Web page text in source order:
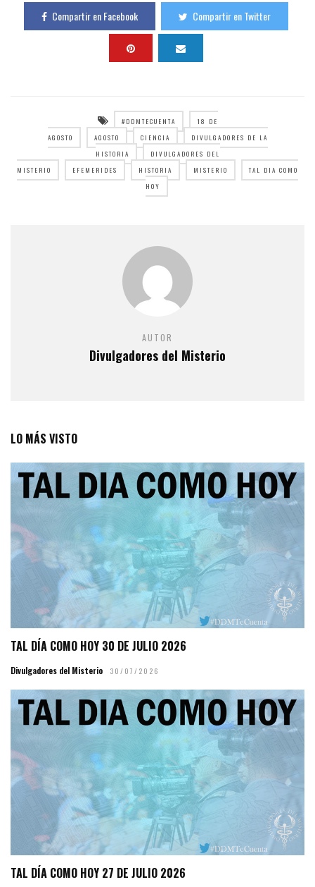
Compartir en Facebook Compartir en Twitter
#DDMTECUENTA
18 DE
AGOSTO
AGOSTO CIENCIA
DIVULGADORES DE LA
HISTORIA
DIVULGADORES DEL
MISTERIO
EFEMERIDES HISTORIA MISTERIO
TAL DIA COMO
HOY
AUTOR
Divulgadores del Misterio
LO MÁS VISTO
TAL DÍA COMO HOY 30 DE JULIO 2026
Divulgadores del Misterio 30/07/2026
TAL DÍA COMO HOY 27 DE JULIO 2026